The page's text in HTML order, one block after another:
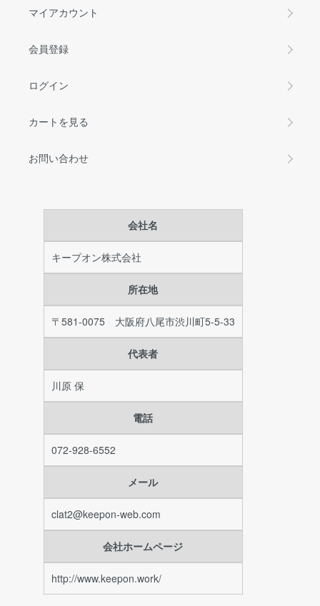
マイアカウント
会員登録
ログイン
カートを見る
お問い合わせ
会社名
キープオン株式会社
所在地
〒581-0075 大阪府八尾市渋川町5-5-33
代表者
川原 保
電話
072-928-6552
メール
clat2@keepon-web.com
会社ホームページ
http://www.keepon.work/